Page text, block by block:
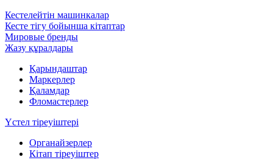
Кестелейтін машинкалар
Кесте тігу бойынша кітаптар
Мировые бренды
Жазу құралдары
Қарындаштар
Маркерлер
Қаламдар
Фломастерлер
Үстел тіреуіштері
Органайзерлер
Кітап тіреуіштер